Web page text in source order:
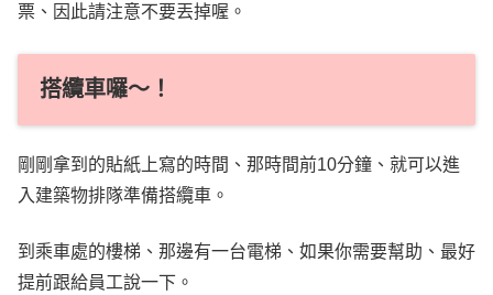
票、因此請注意不要丟掉喔。
搭纜車囉～！
剛剛拿到的貼紙上寫的時間、那時間前10分鐘、就可以進
入建築物排隊準備搭纜車。
到乘車處的樓梯、那邊有一台電梯、如果你需要幫助、最好
提前跟給員工說一下。